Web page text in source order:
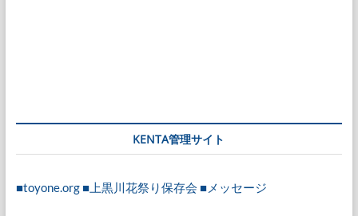
KENTA管理サイト
■toyone.org ■上黒川花祭り保存会 ■メッセージ